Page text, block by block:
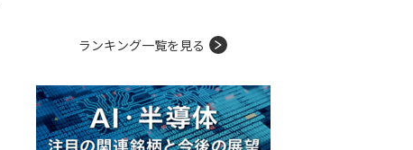
ランキング一覧を見る